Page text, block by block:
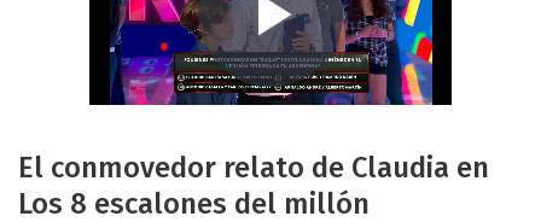
El conmovedor relato de Claudia en
Los 8 escalones del millón